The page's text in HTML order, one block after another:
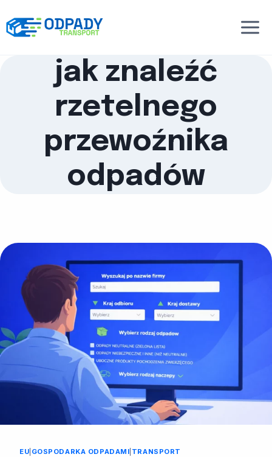
do
treści
jak znaleźć
rzetelnego
przewoźnika
odpadów
EU GOSPODARKA ODPADAMI TRANSPORT